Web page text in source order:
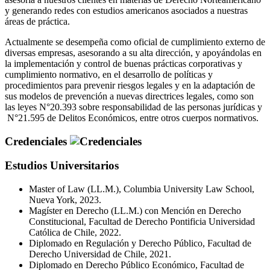
y generando redes con estudios americanos asociados a nuestras
áreas de práctica.
Actualmente se desempeña como oficial de cumplimiento externo de
diversas empresas, asesorando a su alta dirección, y apoyándolas en
la implementación y control de buenas prácticas corporativas y
cumplimiento normativo, en el desarrollo de políticas y
procedimientos para prevenir riesgos legales y en la adaptación de
sus modelos de prevención a nuevas directrices legales, como son
las leyes N°20.393 sobre responsabilidad de las personas jurídicas y
N°21.595 de Delitos Económicos, entre otros cuerpos normativos.
Credenciales
Estudios Universitarios
Master of Law (LL.M.), Columbia University Law School,
Nueva York, 2023.
Magíster en Derecho (LL.M.) con Mención en Derecho
Constitucional, Facultad de Derecho Pontificia Universidad
Católica de Chile, 2022.
Diplomado en Regulación y Derecho Público, Facultad de
Derecho Universidad de Chile, 2021.
Diplomado en Derecho Público Económico, Facultad de